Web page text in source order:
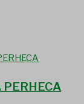
PERHECA